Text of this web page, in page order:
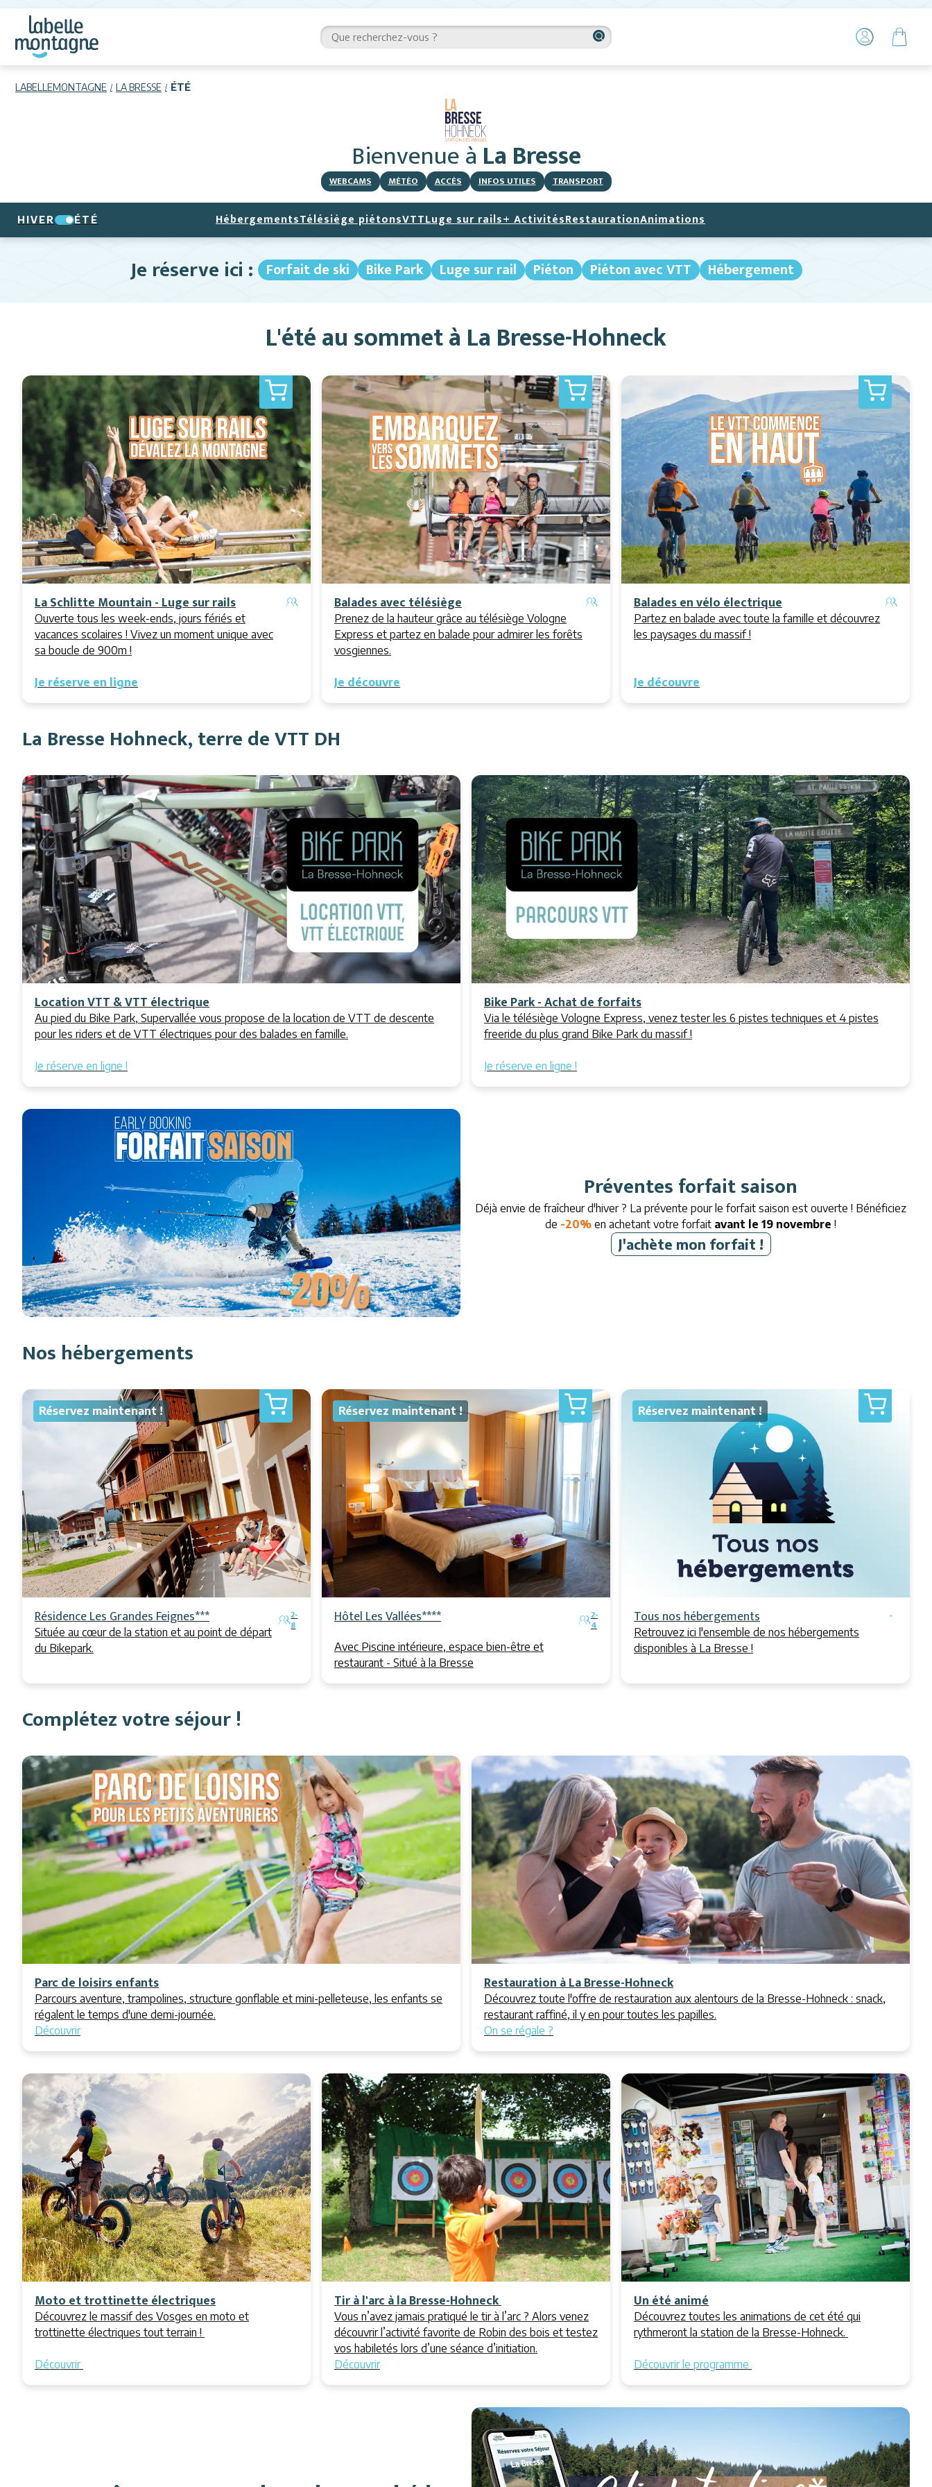
LABELLEMONTAGNE LA BRESSE ÉTÉ
Bienvenueà La Bresse
WEBCAMS MÉTÉO ACCÈS INFOS UTILES TRANSPORT
HIVER ÉTÉ HébergementsTélésiège piétonsVTTLuge sur rails+ ActivitésRestaurationAnimations
Je réserve ici : Forfait de ski Bike Park Luge sur rail Piéton Piéton avec VTT Hébergement
L'été au sommet à La Bresse-Hohneck
La Schlitte Mountain - Luge sur rails
Ouverte tous les week-ends, jours fériés et
vacances scolaires ! Vivez un moment unique avec
sa boucle de 900m !
Je réserve en ligne
Balades avec télésiège
Prenez de la hauteur grâce au télésiège Vologne
Express et partez en balade pour admirer les forêts
vosgiennes.
Je découvre
Balades en vélo électrique
Partez en balade avec toute la famille et découvrez
les paysages du massif !
Je découvre
La Bresse Hohneck, terre de VTT DH
Location VTT & VTT électrique
Au pied du Bike Park, Supervallée vous propose de la location de VTT de descente
pour les riders et de VTT électriques pour des balades en famille.
Je réserve en ligne !
Bike Park - Achat de forfaits
Via le télésiège Vologne Express, venez tester les 6 pistes techniques et 4 pistes
freeride du plus grand Bike Park du massif !
Je réserve en ligne !
Préventes forfait saison
Déjà envie de fraîcheur d'hiver ? La prévente pour le forfait saison est ouverte ! Bénéficiez
de -20% en achetant votre forfait avant le 19 novembre !
J'achète mon forfait !
Nos hébergements
Réservez maintenant !
Résidence Les Grandes Feignes***
Située au cœur de la station et au point de départ
du Bikepark.
2-
8
Réservez maintenant !
Hôtel Les Vallées****
Avec Piscine intérieure, espace bien-être et
restaurant - Situé à la Bresse
2-
4
Réservez maintenant !
Tous nos hébergements
Retrouvez ici l'ensemble de nos hébergements
disponibles à La Bresse !
Complétez votre séjour !
Parc de loisirs enfants
Parcours aventure, trampolines, structure gonflable et mini-pelleteuse, les enfants se
régalent le temps d'une demi-journée.
Découvrir
Restauration à La Bresse-Hohneck
Découvrez toute l'offre de restauration aux alentours de la Bresse-Hohneck : snack,
restaurant raffiné, il y en pour toutes les papilles.
On se régale ?
Moto et trottinette électriques
Découvrez le massif des Vosges en moto et
trottinette électriques tout terrain !
Découvrir
Tir à l'arc à la Bresse-Hohneck
Vous n’avez jamais pratiqué le tir à l’arc ? Alors venez
découvrir l’activité favorite de Robin des bois et testez
vos habiletés lors d’une séance d’initiation.
Découvrir
Un été animé
Découvrez toutes les animations de cet été qui
rythmeront la station de la Bresse-Hohneck.
Découvrir le programme